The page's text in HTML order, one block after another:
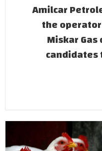
Amilcar
the
Miskar
candidates